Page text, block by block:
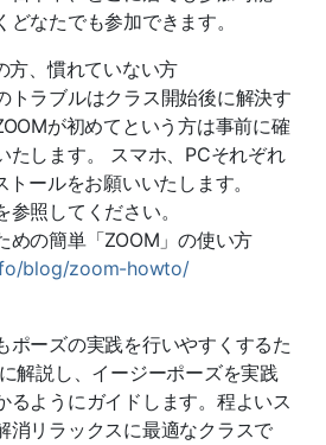
なたでも参加できます。
方、慣れていない方
トラブルはクラス開始後に解決す
が初めてという方は事前に確
たします。 スマホ、PCそれぞれ
ールをお願いいたします。
照してください。
めの簡単「ZOOM」の使い方
blog/zoom-howto/
ポーズの実践を行いやすくするた
解説し、イージーポーズを実践
るようにガイドします。程よいス
消リラックスに最適なクラスで